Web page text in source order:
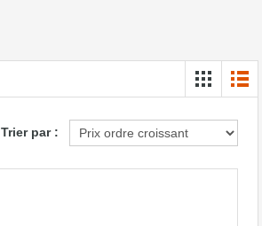
Trier par :